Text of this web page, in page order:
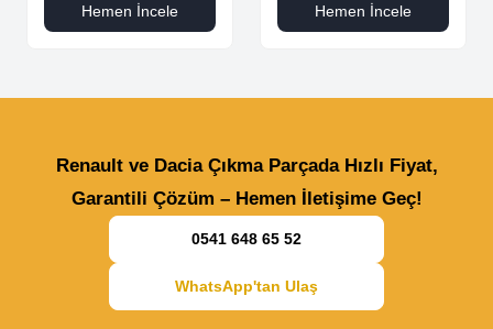
Hemen İncele Hemen İncele
Renault ve Dacia Çıkma Parçada Hızlı Fiyat,
Garantili Çözüm – Hemen İletişime Geç!
0541 648 65 52
WhatsApp'tan Ulaş